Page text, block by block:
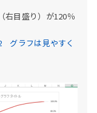
右目盛り）が120％
グラフは見やすく